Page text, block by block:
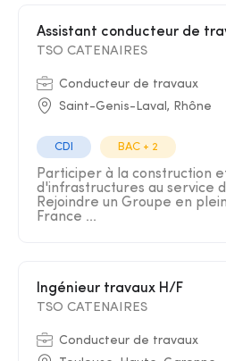
Assistant conducteur de
TSO CATENAIRES
Conducteur de travaux
Saint-Genis-Laval, Rhône
CDI BAC + 2
Participer à la construction
d'infrastructures au service
Rejoindre un Groupe en
France ...
Ingénieur travaux H/F
TSO CATENAIRES
Conducteur de travaux